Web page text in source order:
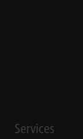
Services